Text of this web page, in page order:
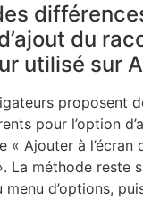
du
utilisé sur
proposent
pour l’option
« Ajouter à l’écran
La méthode reste
menu d’options,